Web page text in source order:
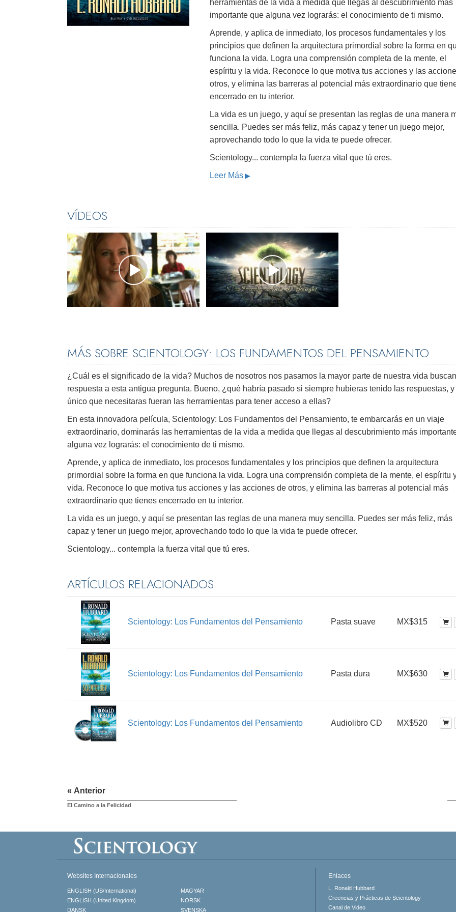
herramientas de la vida a medida que llegas al descubrimiento más
importante que alguna vez lograrás: el conocimiento de ti mismo.
Aprende, y aplica de inmediato, los procesos fundamentales y los
principios que definen la arquitectura primordial sobre la forma en
funciona la vida. Logra una comprensión completa de la mente, el
espíritu y la vida. Reconoce lo que motiva tus acciones y las
otros, y elimina las barreras al potencial más extraordinario que
encerrado en tu interior.
La vida es un juego, y aquí se presentan las reglas de una manera
sencilla. Puedes ser más feliz, más capaz y tener un juego mejor,
aprovechando todo lo que la vida te puede ofrecer.
Scientology... contempla la fuerza vital que tú eres.
Leer Más
VÍDEOS
MÁS SOBRE SCIENTOLOGY: LOS FUNDAMENTOS DEL PENSAMIENTO
¿Cuál es el significado de la vida? Muchos de nosotros nos pasamos la mayor parte de nuestra vida
respuesta a esta antigua pregunta. Bueno, ¿qué habría pasado si siempre hubieras tenido las respuestas,
único que necesitaras fueran las herramientas para tener acceso a ellas?
En esta innovadora película, Scientology: Los Fundamentos del Pensamiento, te embarcarás en un viaje
extraordinario, dominarás las herramientas de la vida a medida que llegas al descubrimiento más
alguna vez lograrás: el conocimiento de ti mismo.
Aprende, y aplica de inmediato, los procesos fundamentales y los principios que definen la arquitectura
primordial sobre la forma en que funciona la vida. Logra una comprensión completa de la mente, el espíritu
vida. Reconoce lo que motiva tus acciones y las acciones de otros, y elimina las barreras al potencial más
extraordinario que tienes encerrado en tu interior.
La vida es un juego, y aquí se presentan las reglas de una manera muy sencilla. Puedes ser más feliz, más
capaz y tener un juego mejor, aprovechando todo lo que la vida te puede ofrecer.
Scientology... contempla la fuerza vital que tú eres.
ARTÍCULOS RELACIONADOS
Scientology: Los Fundamentos del Pensamiento Pasta suave MX$315
Scientology: Los Fundamentos del Pensamiento Pasta dura MX$630
Scientology: Los Fundamentos del Pensamiento Audiolibro CD MX$520
« Anterior
El Camino a la Felicidad
Websites Internacionales
ENGLISH (US/International)
ENGLISH (United Kingdom)
DANSK
MAGYAR
NORSK
SVENSKA
Enlaces
L. Ronald Hubbard
Creencias y Prácticas de Scientology
Canal de Video